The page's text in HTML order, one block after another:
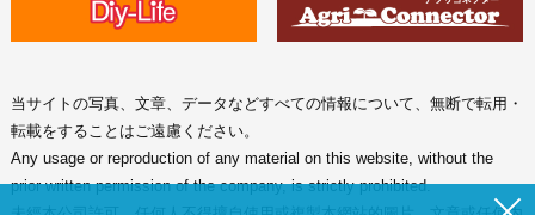
当サイトの写真、文章、データなどすべての情報について、無断で転用・
転載をすることはご遠慮ください。
Any usage or reproduction of any material on this website, without the
prior written permission of the company, is strictly prohibited.